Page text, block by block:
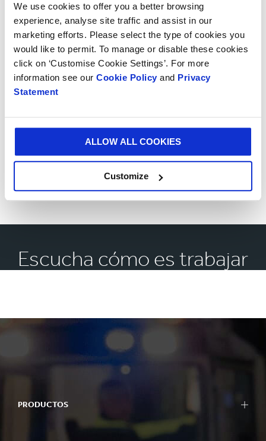
We use cookies to offer you a better browsing
experience, analyse site traffic and assist in our
marketing efforts. Please select the type of cookies you
would like to permit. To manage or disable these cookies
click on ‘Customise Cookie Settings’. For more
information see our Cookie Policy and Privacy
Statement
ALLOW ALL COOKIES
Customize
Estar preparado y dispuesto a viajar a cualquier
de nuestras instalaciones durante el programa.
¿Cómo convertirse en uno de
nuestros próximos
graduados?
graduates@smurfitkappa.com para que nos muestres
por qué te apasiona convertirte en el futuro líder de
Smurfit Kappa.
Escucha cómo es trabajar
PRODUCTOS